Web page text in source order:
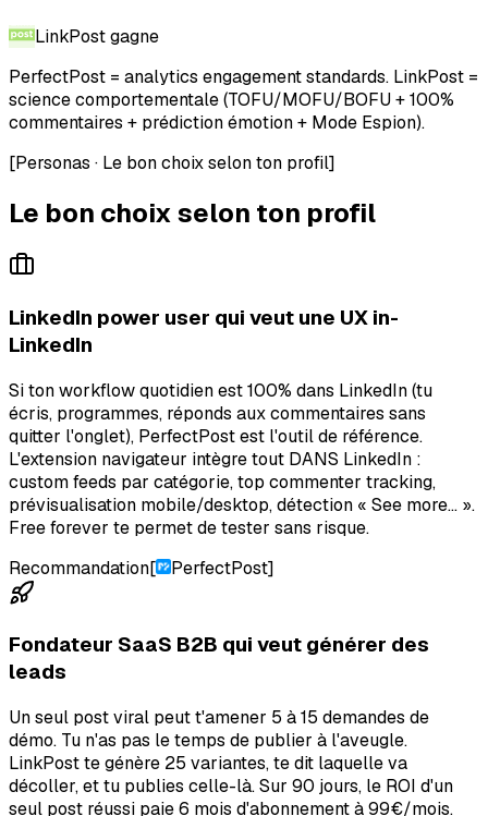
LinkPostgagne
PerfectPost = analytics engagement standards. LinkPost =
science comportementale (TOFU/MOFU/BOFU + 100%
commentaires + prédiction émotion + Mode Espion).
[Personas · Le bon choix selon ton profil]
Le bon choix selon ton profil
LinkedIn power user qui veut une UX in-
LinkedIn
Si ton workflow quotidien est 100% dans LinkedIn (tu
écris, programmes, réponds aux commentaires sans
quitter l'onglet), PerfectPost est l'outil de référence.
L'extension navigateur intègre tout DANS LinkedIn :
custom feeds par catégorie, top commenter tracking,
prévisualisation mobile/desktop, détection « See more... ».
Free forever te permet de tester sans risque.
Recommandation[ PerfectPost]
Fondateur SaaS B2B qui veut générer des
leads
Un seul post viral peut t'amener 5 à 15 demandes de
démo. Tu n'as pas le temps de publier à l'aveugle.
LinkPost te génère 25 variantes, te dit laquelle va
décoller, et tu publies celle-là. Sur 90 jours, le ROI d'un
seul post réussi paie 6 mois d'abonnement à 99€/mois.